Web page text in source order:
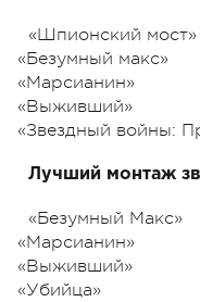
«Шпионский мост»
«Безумный макс»
«Марсианин»
«Выживший»
«Звездный войны:
Лучший монтаж
«Безумный Макс»
«Марсианин»
«Выживший»
«Убийца»